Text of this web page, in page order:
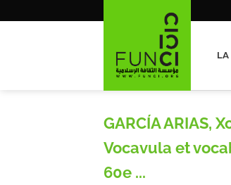
LA
GARCÍA ARIAS,
Vocavula et
60e ...